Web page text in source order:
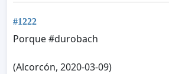
#1222
Porque #durobach
(Alcorcón, 2020-03-09)